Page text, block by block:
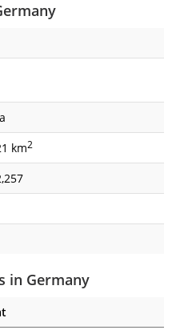
km2
in Germany